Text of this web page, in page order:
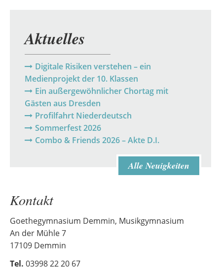
Aktuelles
Digitale Risiken verstehen – ein
Medienprojekt der 10. Klassen
Ein außergewöhnlicher Chortag mit
Gästen aus Dresden
Profilfahrt Niederdeutsch
Sommerfest 2026
Combo & Friends 2026 – Akte D.I.
Alle Neuigkeiten
Kontakt
Goethegymnasium Demmin, Musikgymnasium
An der Mühle 7
17109 Demmin
Tel. 03998 22 20 67